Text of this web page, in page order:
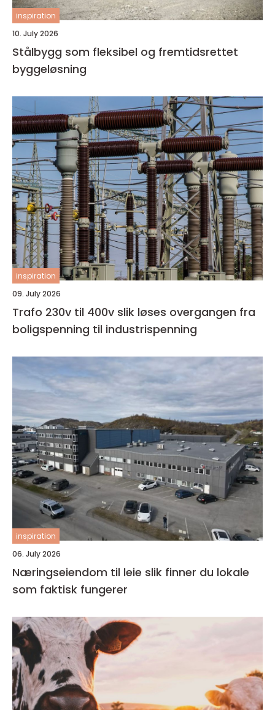
inspiration
10. July 2026
Stålbygg som fleksibel og fremtidsrettet
byggeløsning
inspiration
09. July 2026
Trafo 230v til 400v slik løses overgangen fra
boligspenning til industrispenning
inspiration
06. July 2026
Næringseiendom til leie slik finner du lokale
som faktisk fungerer